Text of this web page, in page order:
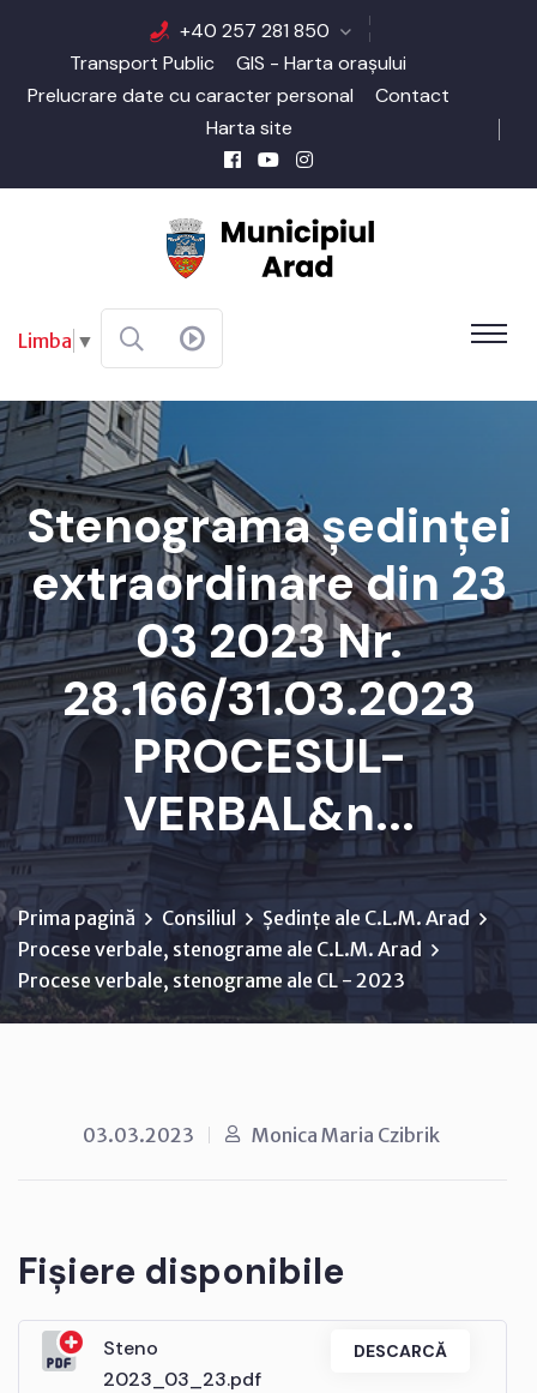
+40 257 281 850
Transport Public
GIS - Harta orașului
Prelucrare date cu caracter personal
Contact
Harta site
Limba ▼
Stenograma ședinței
extraordinare din 23
03 2023 Nr.
28.166/31.03.2023
PROCESUL-
VERBAL&n...
Prima pagină Consiliul
Ședințe ale C.L.M. Arad
Procese verbale, stenograme ale C.L.M. Arad
Procese verbale, stenograme ale CL - 2023
03.03.2023 Monica Maria Czibrik
Fișiere disponibile
Steno
2023_03_23.pdf
DESCARCĂ